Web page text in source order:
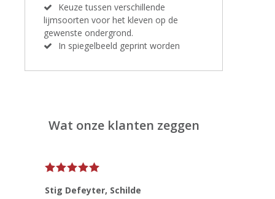
Keuze tussen verschillende
lijmsoorten voor het kleven op de
gewenste ondergrond.
In spiegelbeeld geprint worden
Wat onze klanten zeggen
Stig Defeyter, Schilde